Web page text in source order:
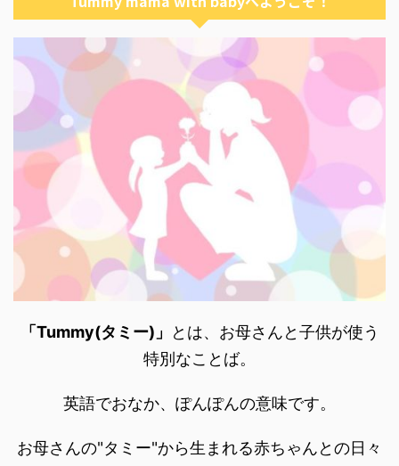
「Tummy(タミー)」
とは、お母さんと子供が使う
特別なことば。
英語でおなか、ぽんぽんの意味です。
お母さんの"タミー"から生まれる赤ちゃんとの日々